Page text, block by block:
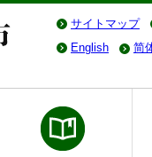
サイトマップ
English
简